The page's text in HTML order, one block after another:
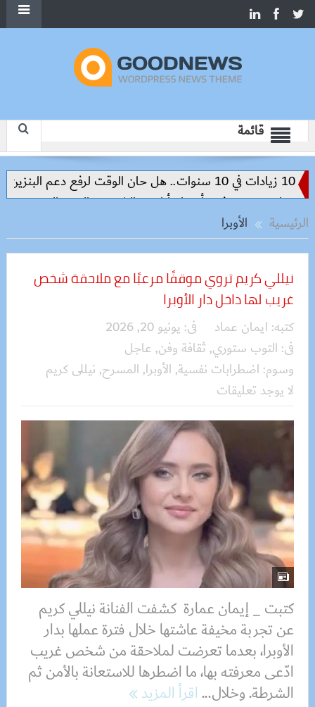
قائمة
10 زيادات في 10 سنوات.. هل حان الوقت لرفع دعم البنزين نهائيا؟
تسرّع توفيق أوضاع أراضي الشروق والعبور الجديدة وتدفع
الرئيسية
الأوبرا
نيللي كريم تروي موقفًا مرعبًا مع ملاحقة شخص
غريب لها داخل دار الأوبرا
كتبه: ايمان عماد فى: يونيو 20, 2026
فى: التوب ستوري, ثقافة وفن, عاجل
وسوم: اضطرابات نفسية, الأوبرا, المسرح, نيللى كريم
لا يوجد تعليقات
كتبت _ إيمان عمارة كشفت الفنانة نيللي كريم
عن تجربة مخيفة عاشتها خلال فترة عملها بدار
الأوبرا، بعدما تعرضت لملاحقة من شخص غريب
ادّعى معرفته بها، ما اضطرها للاستعانة بالأمن ثم
الشرطة. وخلال...اقرأ المزيد